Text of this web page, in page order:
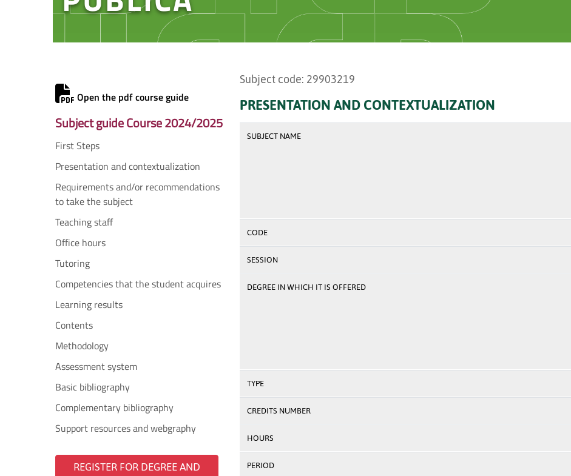
Open the pdf course guide
Subject guide Course 2024/2025
First Steps
Presentation and contextualization
Requirements and/or recommendations
to take the subject
Teaching staff
Office hours
Tutoring
Competencies that the student acquires
Learning results
Contents
Methodology
Assessment system
Basic bibliography
Complementary bibliography
Support resources and webgraphy
REGISTER FOR DEGREE AND
Subject code: 29903219
PRESENTATION AND CONTEXTUALIZATION
SUBJECT NAME
CODE
SESSION
DEGREE IN WHICH IT IS OFFERED
TYPE
CREDITS NUMBER
HOURS
PERIOD